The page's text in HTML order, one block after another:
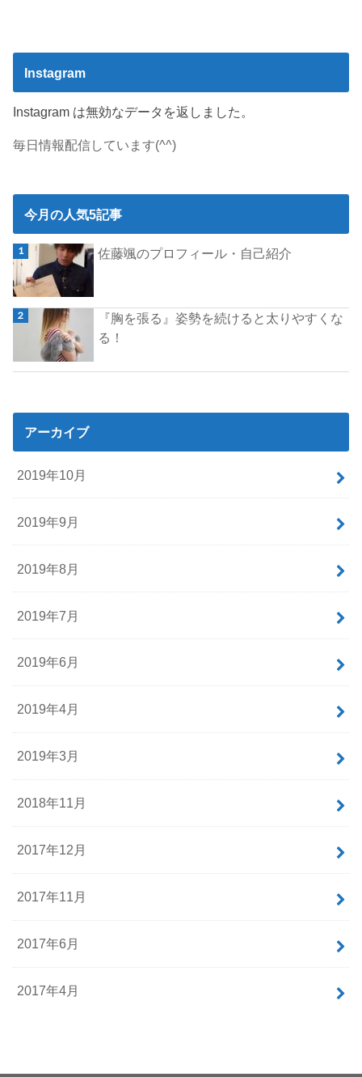
Instagram
Instagram は無効なデータを返しました。
毎日情報配信しています(^^)
今月の人気5記事
佐藤颯のプロフィール・自己紹介
『胸を張る』姿勢を続けると太りやすくな
る！
アーカイブ
2019年10月
2019年9月
2019年8月
2019年7月
2019年6月
2019年4月
2019年3月
2018年11月
2017年12月
2017年11月
2017年6月
2017年4月